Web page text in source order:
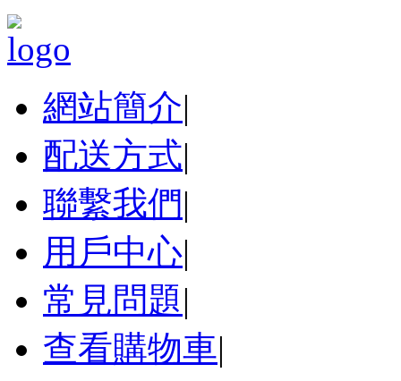
網站簡介|
配送方式|
聯繫我們|
用戶中心|
常見問題|
查看購物車|